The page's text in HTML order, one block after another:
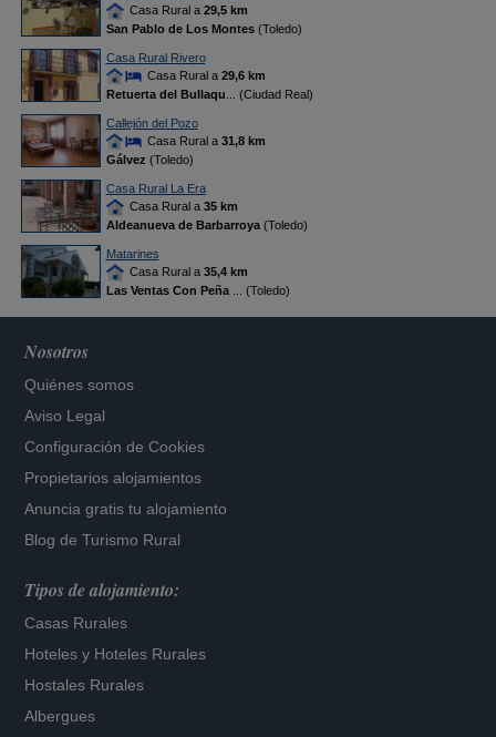
Casa Rural a 29,5 km
San Pablo de Los Montes(Toledo)
Casa Rural Rivero
Casa Rural a 29,6 km
Retuerta del Bullaqu ... (Ciudad Real)
Callejón del Pozo
Casa Rural a 31,8 km
Gálvez (Toledo)
Casa Rural La Era
Casa Rural a 35 km
Aldeanueva de Barbarroya(Toledo)
Matarines
Casa Rural a 35,4 km
Las Ventas Con Peña
... (Toledo)
Nosotros
Quiénes somos
Aviso Legal
Configuración de Cookies
Propietarios alojamientos
Anuncia gratis tu alojamiento
Blog de Turismo Rural
Tipos de alojamiento:
Casas Rurales
Hoteles y Hoteles Rurales
Hostales Rurales
Albergues